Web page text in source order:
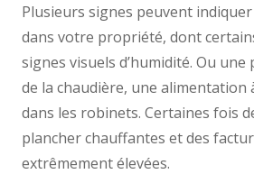
Plusieurs signes peuvent indiquer
dans votre propriété, dont
signes visuels d’humidité. Ou
de la chaudière, une alimentation
dans les robinets. Certaines fois
plancher chauffantes et des
extrêmement élevées.